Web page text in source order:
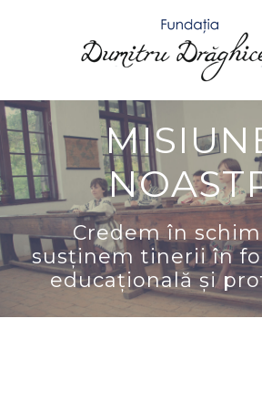
Credem în
susținem tinerii în
educațională și